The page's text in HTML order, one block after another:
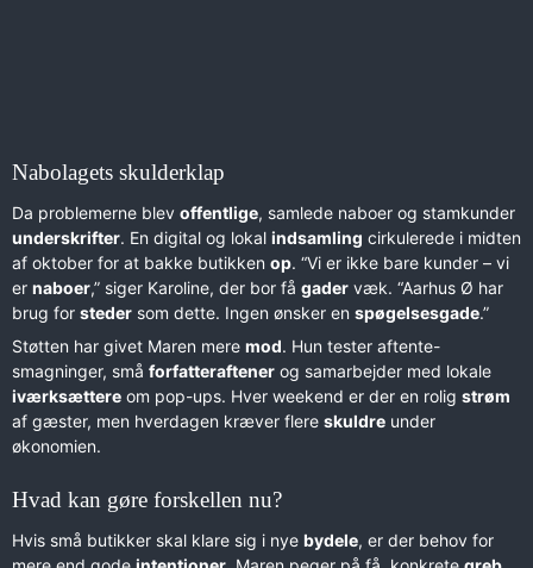
Nabolagets skulderklap
Da problemerne blev offentlige, samlede naboer og stamkunder
underskrifter. En digital og lokal indsamling cirkulerede i midten
af oktober for at bakke butikken op. “Vi er ikke bare kunder – vi
er naboer,” siger Karoline, der bor få gader væk. “Aarhus Ø har
brug for steder som dette. Ingen ønsker en spøgelsesgade.”
Støtten har givet Maren mere mod. Hun tester aftente-
smagninger, små forfatteraftener og samarbejder med lokale
iværksættere om pop-ups. Hver weekend er der en rolig strøm
af gæster, men hverdagen kræver flere skuldre under
økonomien.
Hvad kan gøre forskellen nu?
Hvis små butikker skal klare sig i nye bydele, er der behov for